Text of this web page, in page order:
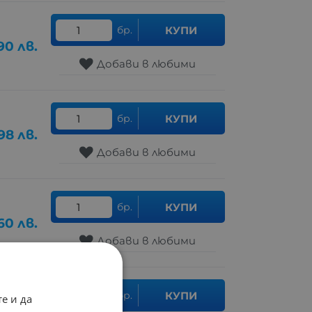
лв.
бр. КУПИ
Добави в любими
лв.
бр. КУПИ
Добави в любими
лв.
бр. КУПИ
Добави в любими
бр. КУПИ
и да